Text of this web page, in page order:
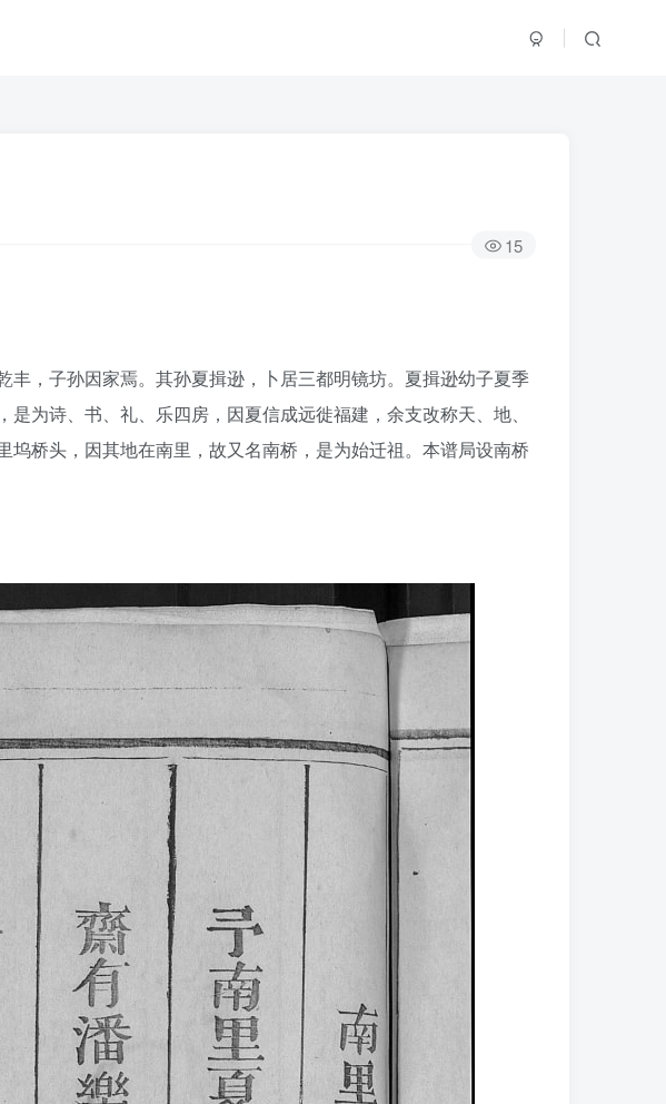
15
，子孙因家焉。其孙夏揖逊，卜居三都明镜坊。夏揖逊幼子夏季
为诗、书、礼、乐四房，因夏信成远徙福建，余支改称天、地、
桥头，因其地在南里，故又名南桥，是为始迁祖。本谱局设南桥